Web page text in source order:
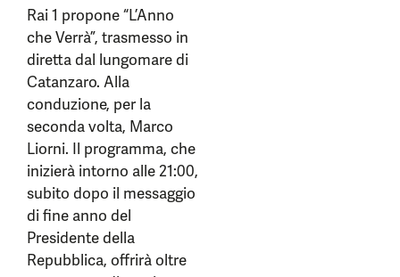
Rai 1 propone “L’Anno
che Verrà”, trasmesso in
diretta dal lungomare di
Catanzaro. Alla
conduzione, per la
seconda volta, Marco
Liorni. Il programma, che
inizierà intorno alle 21:00,
subito dopo il messaggio
di fine anno del
Presidente della
Repubblica, offrirà oltre